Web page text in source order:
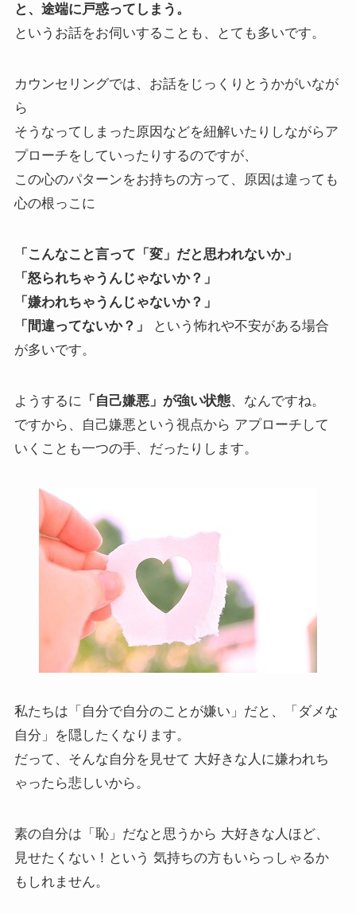
と、途端に戸惑ってしまう。
というお話をお伺いすることも、とても多いです。
カウンセリングでは、お話をじっくりとうかがいなが
ら
そうなってしまった原因などを紐解いたりしながらア
プローチをしていったりするのですが、
この心のパターンをお持ちの方って、原因は違っても
心の根っこに
「こんなこと言って「変」だと思われないか」
「怒られちゃうんじゃないか？」
「嫌われちゃうんじゃないか？」
「間違ってないか？」
という怖れや不安がある場合
が多いです。
ようするに 「自己嫌悪」が強い状態、なんですね。
ですから、自己嫌悪という視点から アプローチして
いくことも一つの手、だったりします。
私たちは「自分で自分のことが嫌い」だと、「ダメな
自分」を隠したくなります。
だって、そんな自分を見せて 大好きな人に嫌われち
ゃったら悲しいから。
素の自分は「恥」だなと思うから 大好きな人ほど、
見せたくない！という 気持ちの方もいらっしゃるか
もしれません。